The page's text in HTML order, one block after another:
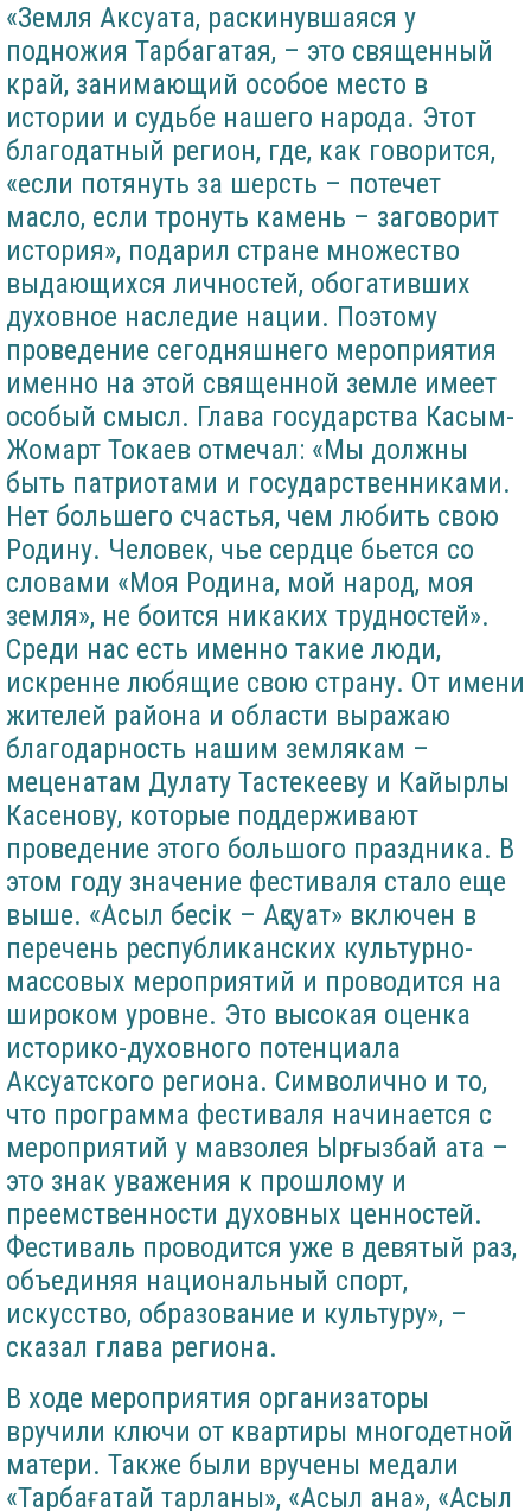
«Земля Аксуата, раскинувшаяся у
подножия Тарбагатая, – это священный
край, занимающий особое место в
истории и судьбе нашего народа. Этот
благодатный регион, где, как говорится,
«если потянуть за шерсть – потечет
масло, если тронуть камень – заговорит
история», подарил стране множество
выдающихся личностей, обогативших
духовное наследие нации. Поэтому
проведение сегодняшнего мероприятия
именно на этой священной земле имеет
особый смысл. Глава государства Касым-
Жомарт Токаев отмечал: «Мы должны
быть патриотами и государственниками.
Нет большего счастья, чем любить свою
Родину. Человек, чье сердце бьется со
словами «Моя Родина, мой народ, моя
земля», не боится никаких трудностей».
Среди нас есть именно такие люди,
искренне любящие свою страну. От имени
жителей района и области выражаю
благодарность нашим землякам –
меценатам Дулату Тастекееву и Кайырлы
Касенову, которые поддерживают
проведение этого большого праздника. В
этом году значение фестиваля стало еще
выше. «Асыл бесік – Ақсуат» включен в
перечень республиканских культурно-
массовых мероприятий и проводится на
широком уровне. Это высокая оценка
историко-духовного потенциала
Аксуатского региона. Символично и то,
что программа фестиваля начинается с
мероприятий у мавзолея Ырғызбай ата –
это знак уважения к прошлому и
преемственности духовных ценностей.
Фестиваль проводится уже в девятый раз,
объединяя национальный спорт,
искусство, образование и культуру», –
сказал глава региона.
В ходе мероприятия организаторы
вручили ключи от квартиры многодетной
матери. Также были вручены медали
«Тарбағатай тарланы», «Асыл ана», «Асыл